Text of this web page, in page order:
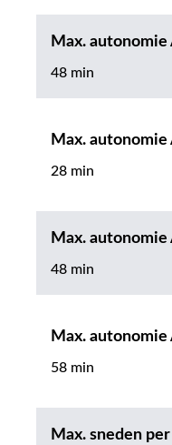
Max. autonomie
48 min
Max. autonomie
28 min
Max. autonomie
48 min
Max. autonomie
58 min
Max. sneden